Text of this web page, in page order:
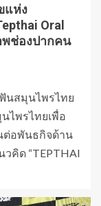
แห่ง
Oral
พช่องปากคน
นสมุนไพรไทย
ไพรไทยเพื่อ
ต่อพันธกิจด้าน
คิด “TEPTHAI